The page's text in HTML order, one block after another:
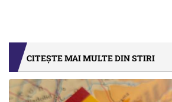
CITEȘTE MAI MULTE DIN STIRI